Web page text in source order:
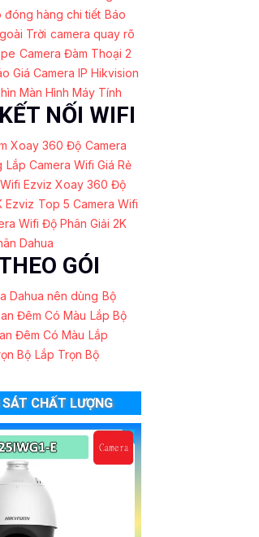
hàng chi tiết Báo
Trời camera quay rõ
Camera Đàm Thoại 2
Giá Camera IP Hikvision
Màn Hình Máy Tính
NỐI WIFI
Xoay 360 Độ Camera
Lắp Camera Wifi Giá Rẻ
Ezviz Xoay 360 Độ
Ezviz Top 5 Camera Wifi
Wifi Độ Phân Giải 2K
Dahua
GÓI
Dahua nên dùng Bộ
Đêm Có Màu Lắp Bộ
Đêm Có Màu Lắp
Bộ Lắp Trọn Bộ
CHẤT LƯỢNG